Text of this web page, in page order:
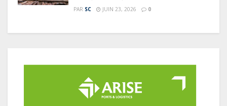
PAR SC JUIN 23, 2026 0